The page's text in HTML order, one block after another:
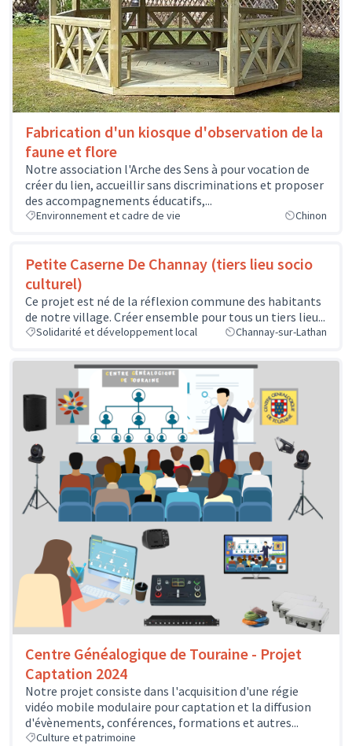
Fabrication d'un kiosque d'observation de la
faune et flore
Notre association l'Arche des Sens à pour vocation de
créer du lien, accueillir sans discriminations et proposer
des accompagnements éducatifs,...
Environnement et cadre de vie Chinon
Petite Caserne De Channay (tiers lieu socio
culturel)
Ce projet est né de la réflexion commune des habitants
de notre village. Créer ensemble pour tous un tiers lieu...
Solidarité et développement local Channay-sur-Lathan
Centre Généalogique de Touraine - Projet
Captation 2024
Notre projet consiste dans l'acquisition d'une régie
vidéo mobile modulaire pour captation et la diffusion
d'évènements, conférences, formations et autres...
Culture et patrimoine